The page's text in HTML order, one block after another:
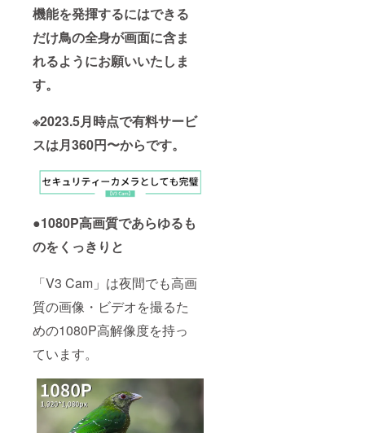
機能を発揮するにはできる
だけ鳥の全身が画面に含ま
れるようにお願いいたしま
す。
※2023.5月時点で有料サービ
スは月360円〜からです。
●1080P高画質であらゆるも
のをくっきりと
「V3 Cam」は夜間でも高画
質の画像・ビデオを撮るた
めの1080P高解像度を持っ
ています。